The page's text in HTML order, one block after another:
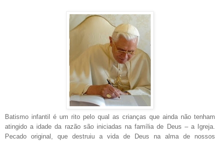
Batismo infantil é um rito pelo qual as crianças que ainda não tenham
atingido a idade da razão são iniciadas na família de Deus – a Igreja.
Pecado original, que destruiu a vida de Deus na alma de nossos